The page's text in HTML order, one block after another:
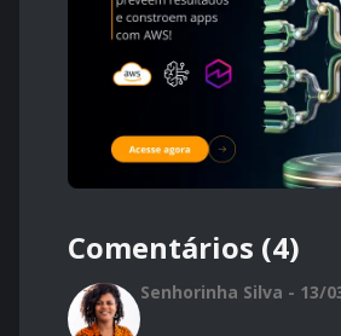
Comentários (4)
Senhorinha Silva - 13/